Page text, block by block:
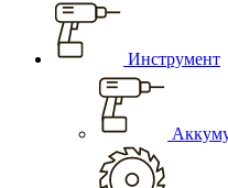
Инструмент